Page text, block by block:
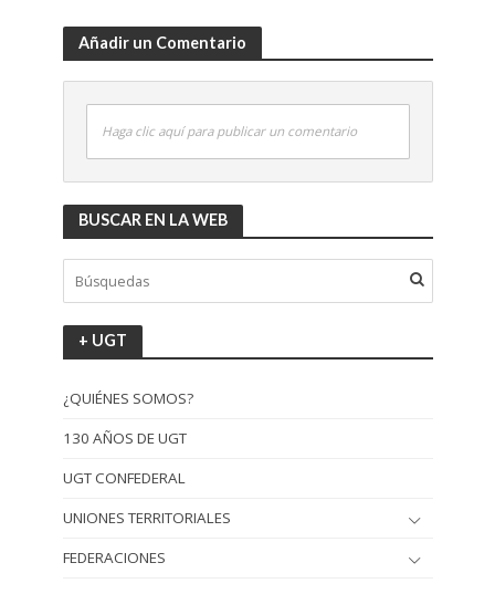
Añadir un Comentario
Haga clic aquí para publicar un comentario
BUSCAR EN LA WEB
+ UGT
¿QUIÉNES SOMOS?
130 AÑOS DE UGT
UGT CONFEDERAL
UNIONES TERRITORIALES
FEDERACIONES